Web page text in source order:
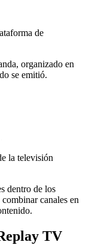
de
organizado en
se emitió.
la televisión
dentro de los
canales en
TV